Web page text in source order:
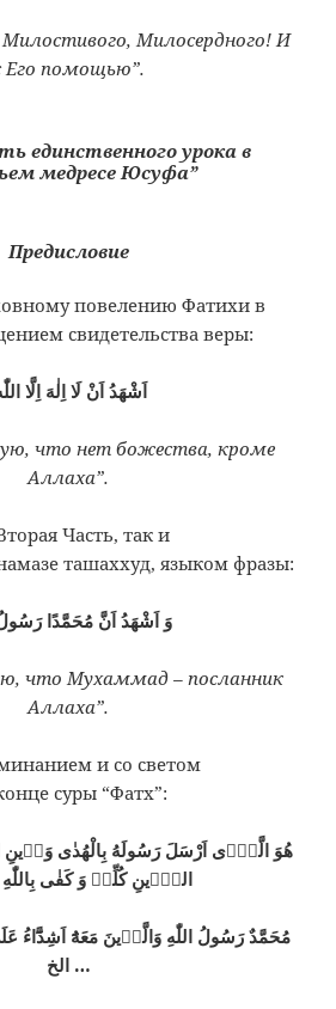
Милосердного! И
Его помощью”.
единственного урока в
медресе Юсуфа”
Предисловие
повелению Фатихи в
свидетельства веры:
что нет божества, кроме
Аллаха”.
Часть, так и
ташаххуд, языком фразы:
что Мухаммад – посланник
Аллаха”.
и со светом
суры “Фатх”:
الدّٖينِ كُلِّهٖ وَ كَفٰى بِاللّٰهِ شَهٖيدًا
مُحَمَّدٌ رَسُولُ اللّٰهِ وَالَّذٖينَ مَعَهُٓ اَشِدَّٓاءُ
… الخ